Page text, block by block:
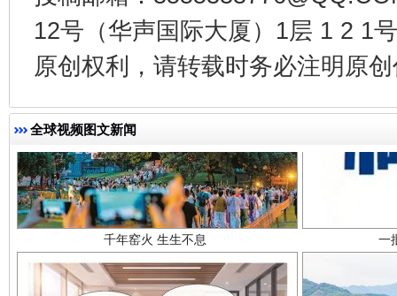
12号（华声国际大厦）1层 1 2 1
原创权利，请转载时务必注明原
全球视频图文新闻千年窑火 生生不息